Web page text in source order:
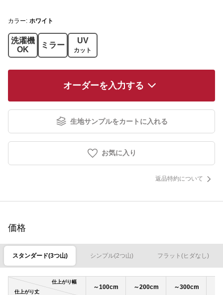
カラー: ホワイト
洗濯機
OK
ミラー
UV
カット
オーダーを入力する
生地サンプルをカートに入れる
お気に入り
返品特約について
価格
スタンダード(3つ山) シンプル(2つ山) フラット(ヒダなし)
仕上がり幅
仕上がり丈
～100cm ～200cm ～300cm